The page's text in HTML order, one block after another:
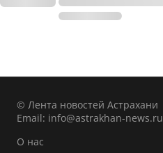
© Лента новостей Астрахани
Email: info@astrakhan-news.ru
О нас